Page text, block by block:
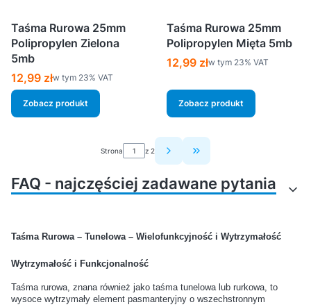
Taśma Rurowa 25mm
Polipropylen Zielona
5mb
Cena brutto
12,99 złw tym %s VAT
w tym 23% VAT
Zobacz produkt
Taśma Rurowa 25mm
Polipropylen Mięta 5mb
Cena brutto
12,99 złw tym %s VAT
w tym 23% VAT
Zobacz produkt
Strona z 2
Przejdź do ostatniej strony
FAQ - najczęściej zadawane pytania
potrzebne do rozpoczęcia
pracy z taśmami nośnymi?
karabińczykiem, żeby było
Jakie elementy metalowe są
Czy akcesoria do
Taśma Rurowa – Tunelowa – Wielofunkcyjność i Wytrzymałość
Wytrzymałość i Funkcjonalność
Taśma rurowa, znana również jako taśma tunelowa lub rurkowa, to
wysoce wytrzymały element pasmanteryjny o wszechstronnym